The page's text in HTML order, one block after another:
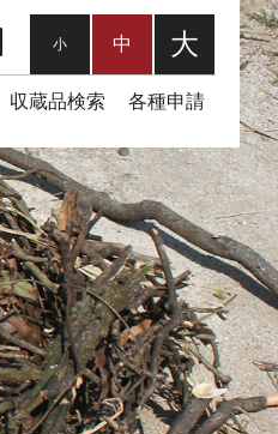
収蔵品検索 各種申請
小 中 大